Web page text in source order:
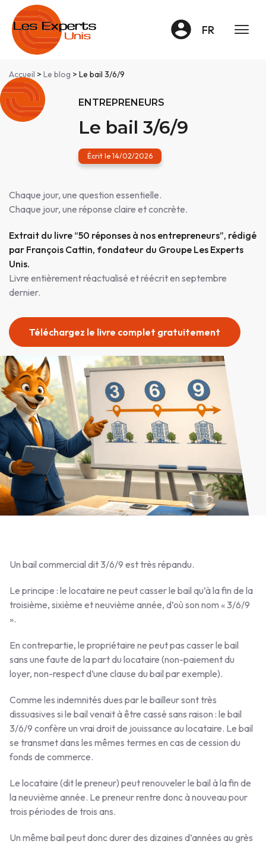
FR
Accueil > Le blog > Le bail 3/6/9
ENTREPRENEURS
Le bail 3/6/9
Écrit le 14/02/2026
Chaque jour, une question essentielle.
Chaque jour, une réponse claire et concrète.
Extrait du livre “50 réponses à nos entrepreneurs”, rédigé
par François Cattin, fondateur du Groupe Les Experts
Unis.
Livre entièrement réactualisé et réécrit en septembre
dernier.
Téléchargez le livre complet gratuitement
Un bail commercial dit 3/6/9 est très répandu.
Le principe : le locataire ne peut casser le bail qu’à la fin de la
troisième, sixième et neuvième année, d’où son nom « 3/6/9
».
En contrepartie, le propriétaire ne peut pas casser le bail
sans une faute de la part du locataire (non-paiement du
loyer, non-respect d’une clause du bail par exemple).
Comme les indemnités dues par le bailleur sont très
dissuasives si le bail venait à être cassé sans raison : le bail
3/6/9 confère un vrai droit de jouissance au locataire. Le bail
se transmet dans les mêmes termes en cas de cession du
fonds de commerce.
Le locataire (dit le preneur) peut renouveler le bail à la fin de
la neuvième année. Le preneur rentre donc à nouveau pour
trois périodes de trois ans.
Un même bail peut donc durer des dizaines d’années au grès
Panneau de gestion des cookies